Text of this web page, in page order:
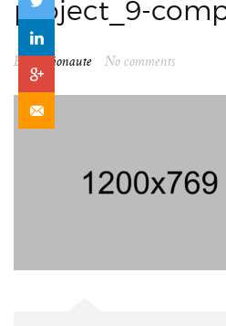
project_9-
By spationaute No comments